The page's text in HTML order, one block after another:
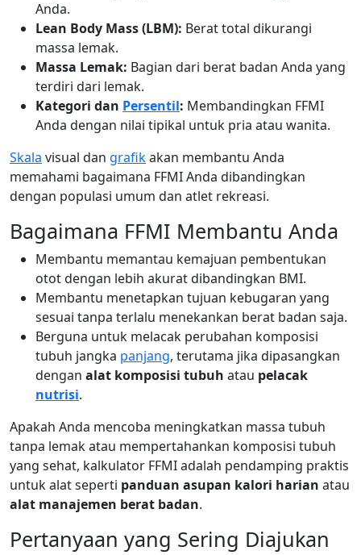
Anda.
Lean Body Mass (LBM): Berat total dikurangi
massa lemak.
Massa Lemak: Bagian dari berat badan Anda yang
terdiri dari lemak.
Kategori dan Persentil: Membandingkan FFMI
Anda dengan nilai tipikal untuk pria atau wanita.
Skala visual dan grafikakan membantu Anda
memahami bagaimana FFMI Anda dibandingkan
dengan populasi umum dan atlet rekreasi.
Bagaimana FFMI Membantu Anda
Membantu memantau kemajuan pembentukan
otot dengan lebih akurat dibandingkan BMI.
Membantu menetapkan tujuan kebugaran yang
sesuai tanpa terlalu menekankan berat badan saja.
Berguna untuk melacak perubahan komposisi
tubuh jangka panjang, terutama jika dipasangkan
dengan alat komposisi tubuh atau pelacak
nutrisi.
Apakah Anda mencoba meningkatkan massa tubuh
tanpa lemak atau mempertahankan komposisi tubuh
yang sehat, kalkulator FFMI adalah pendamping praktis
untuk alat seperti panduan asupan kalori harian atau
alat manajemen berat badan.
Pertanyaan yang Sering Diajukan